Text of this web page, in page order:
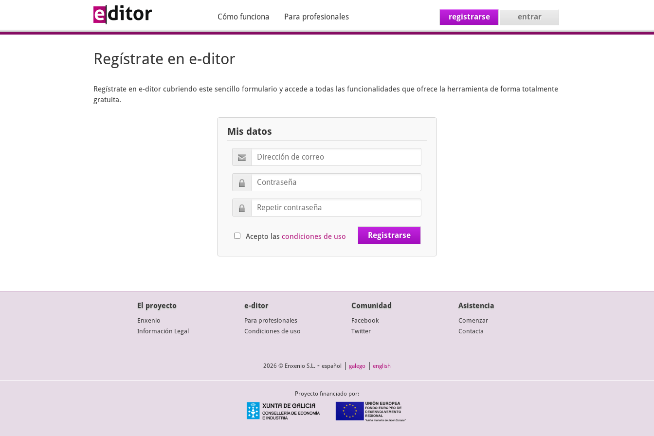
Cómo funciona Para profesionales registrarse entrar
Regístrate en e-ditor
Regístrate en e-ditor cubriendo este sencillo formulario y accede a todas las funcionalidades que ofrece la herramienta de forma totalmente
gratuita.
Mis datos
Acepto las condiciones de uso
El proyecto
Enxenio
Información Legal
e-ditor
Para profesionales
Condiciones de uso
Comunidad
Facebook
Twitter
Asistencia
Comenzar
Contacta
2026 © Enxenio S.L. - español galego english
Proyecto financiado por: